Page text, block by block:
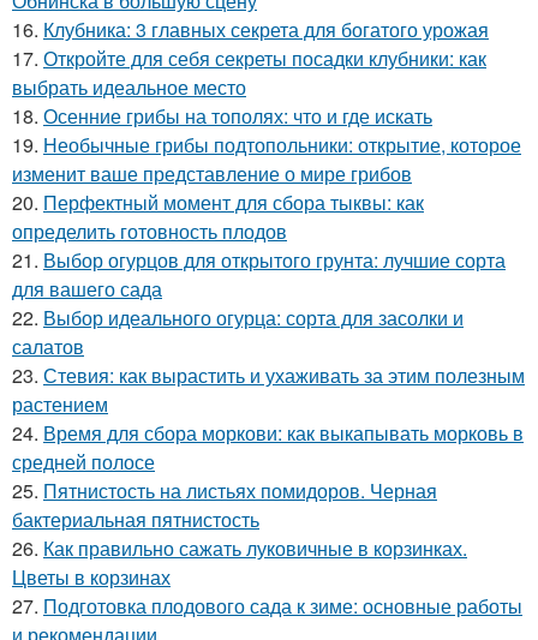
16. Клубника: 3 главных секрета для богатого урожая
17. Откройте для себя секреты посадки клубники: как
выбрать идеальное место
18. Осенние грибы на тополях: что и где искать
19. Необычные грибы подтопольники: открытие, которое
изменит ваше представление о мире грибов
20. Перфектный момент для сбора тыквы: как
определить готовность плодов
21. Выбор огурцов для открытого грунта: лучшие сорта
для вашего сада
22. Выбор идеального огурца: сорта для засолки и
салатов
23. Стевия: как вырастить и ухаживать за этим полезным
растением
24. Время для сбора моркови: как выкапывать морковь в
средней полосе
25. Пятнистость на листьях помидоров. Черная
бактериальная пятнистость
26. Как правильно сажать луковичные в корзинках.
Цветы в корзинах
27. Подготовка плодового сада к зиме: основные работы